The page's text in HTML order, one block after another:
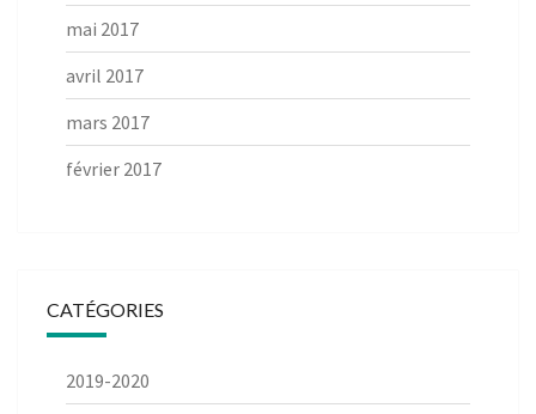
mai 2017
avril 2017
mars 2017
février 2017
CATÉGORIES
2019-2020